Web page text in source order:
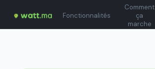
Fonctionnalités
Comment
ça
marche